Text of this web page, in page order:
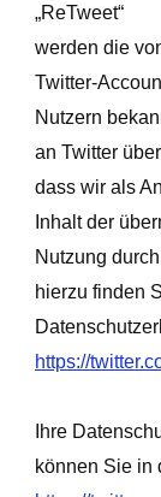
„ReTweet“
werden die
Twitter-
Nutzern
an Twitter
dass wir als
Inhalt der
Nutzung
hierzu finden
https://
Ihre
können Sie in